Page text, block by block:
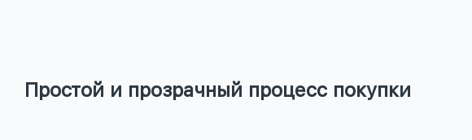
Простой и прозрачный процесс покупки